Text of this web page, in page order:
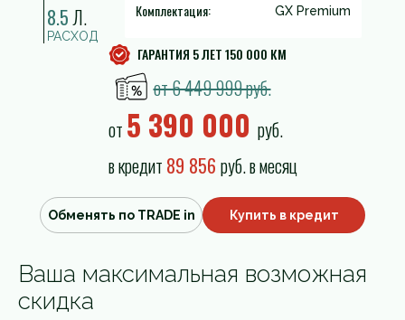
8.5Л.
РАСХОД
Комплектация: GX Premium
ГАРАНТИЯ 5 ЛЕТ 150 000 КМ
от 6 449 999 руб.
от 5 390 000 руб.
в кредит 89 856 руб. в месяц
Обменять по TRADE in Купить в кредит
Ваша максимальная возможная
скидка